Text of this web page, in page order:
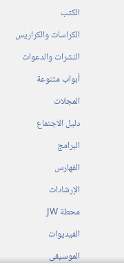
الكتب
الكراسات والكراريس
النشرات والدعوات
أبواب متنوعة
المجلات
دليل الاجتماع
البرامج
الفهارس
الإرشادات
محطة‏ ‏JW
الفيديوات
الموسيقى